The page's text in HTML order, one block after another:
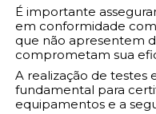
É importante
em conformidade
que não apresentem
comprometam sua
A realização de testes
fundamental para
equipamentos e a